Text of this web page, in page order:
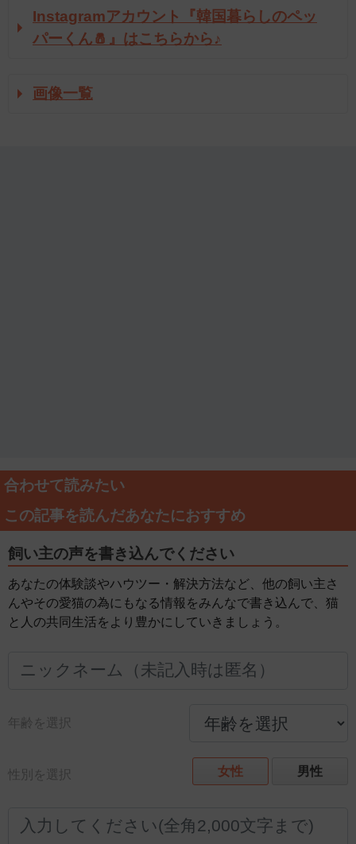
Instagramアカウント『韓国暮らしのペッ
パーくん🧂』はこちらから♪
画像一覧
合わせて読みたい
この記事を読んだあなたにおすすめ
飼い主の声を書き込んでください
あなたの体験談やハウツー・解決方法など、他の飼い主さ
んやその愛猫の為にもなる情報をみんなで書き込んで、猫
と人の共同生活をより豊かにしていきましょう。
年齢を選択
性別を選択 女性 男性